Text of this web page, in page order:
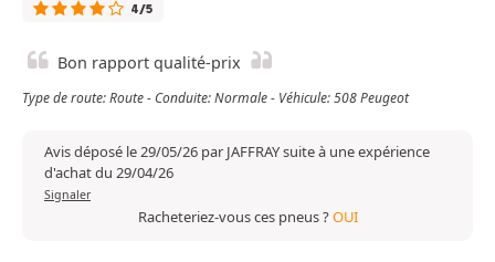
4/5
Bon rapport qualité-prix
Type de route: Route - Conduite: Normale - Véhicule: 508 Peugeot
Avis déposé le 29/05/26 par JAFFRAY suite à une expérience
d'achat du 29/04/26
Signaler
Racheteriez-vous ces pneus ?OUI